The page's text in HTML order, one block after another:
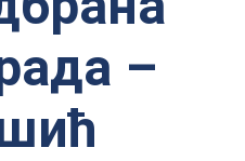
–